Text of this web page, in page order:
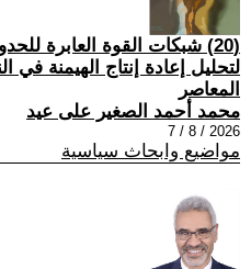
(20) شبكات القوة العابرة
لتحليل إعادة إنتاج الهيمنة في
المعاصر
محمد أحمد الصغير على عيد
2026 / 8 / 7
مواضيع وابحاث سياسية